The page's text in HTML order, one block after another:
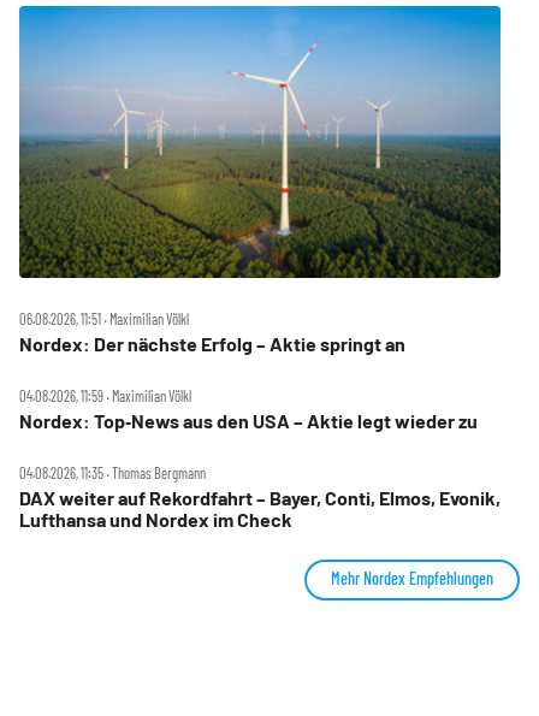
06.08.2026, 11:51 ‧ Maximilian Völkl
Nordex: Der nächste Erfolg – Aktie springt an
04.08.2026, 11:59 ‧ Maximilian Völkl
Nordex: Top‑News aus den USA – Aktie legt wieder zu
04.08.2026, 11:35 ‧ Thomas Bergmann
DAX weiter auf Rekordfahrt – Bayer, Conti, Elmos, Evonik,
Lufthansa und Nordex im Check
Mehr Nordex Empfehlungen